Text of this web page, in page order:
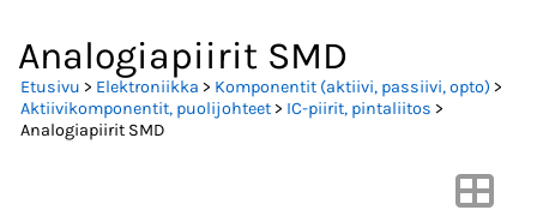
Analogiapiirit SMD
Etusivu > Elektroniikka > Komponentit (aktiivi, passiivi, opto) >
Aktiivikomponentit, puolijohteet> IC-piirit, pintaliitos >
Analogiapiirit SMD